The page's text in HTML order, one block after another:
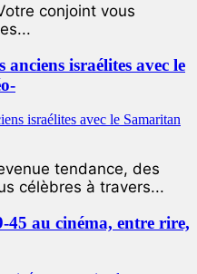
conjoint vous
israélites avec le
tendance, des
célèbres à travers...
45 au cinéma, entre rire,